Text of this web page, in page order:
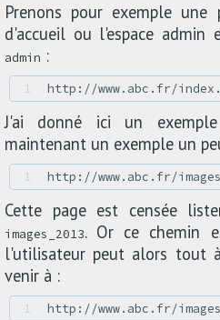
Prenons pour exemple
d'accueil ou l'espace admin
admin :
1
J'ai donné ici un
maintenant un exemple un
1
Cette page est censée
images_2013. Or ce chemin
l'utilisateur peut alors tout
venir à :
1